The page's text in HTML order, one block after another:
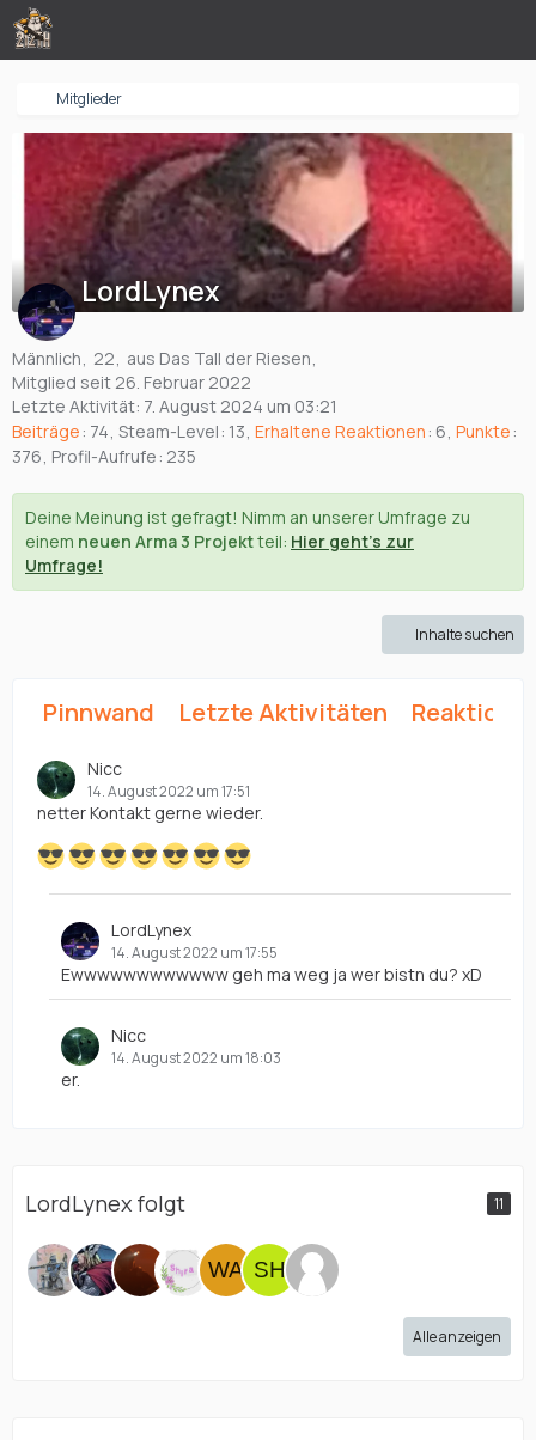
Mitglieder
LordLynex
Männlich 22
aus Das Tall der Riesen
Mitglied seit 26. Februar 2022
Letzte Aktivität: 7. August 2024 um 03:21
Beiträge 74 Steam-Level 13 Erhaltene Reaktionen 6 Punkte
376 Profil-Aufrufe 235
Deine Meinung ist gefragt! Nimm an unserer Umfrage zu
einem neuen Arma 3 Projektteil: Hier geht's zur
Umfrage!
Inhalte suchen
Pinnwand Letzte Aktivitäten
Nicc
14. August 2022 um 17:51
netter Kontakt gerne wieder.
LordLynex
14. August 2022 um 17:55
Ewwwwwwwwwwww geh ma weg ja wer bistn du? xD
Nicc
14. August 2022 um 18:03
er.
LordLynex folgt 11
Alle anzeigen